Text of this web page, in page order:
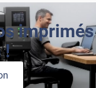
imprimés
!